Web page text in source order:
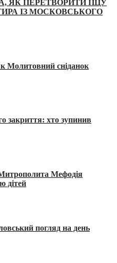
ЯК ПЕРЕТВОРИТИ ПЦУ
ІЗ МОСКОВСЬКОГО
Молитовний сніданок
закриття: хто зупинив
Мефодія
дітей
погляд на день